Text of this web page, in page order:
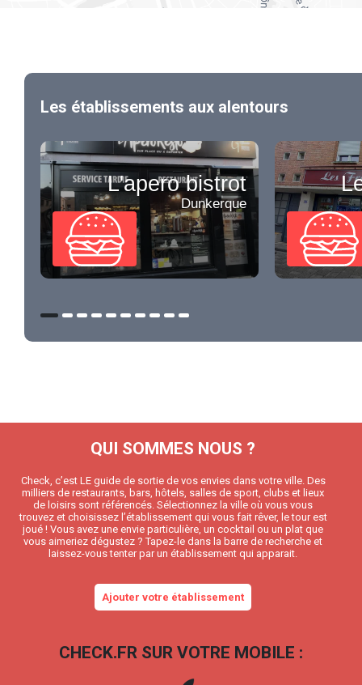
Les établissements aux alentours
L'apero bistrot
Dunkerque
QUI SOMMES NOUS ?
Check, c’est LE guide de sortie de vos envies dans votre ville. Des
milliers de restaurants, bars, hôtels, salles de sport, clubs et lieux
de loisirs sont référencés. Sélectionnez la ville où vous vous
trouvez et choisissez l’établissement qui vous fait rêver, le tour est
joué ! Vous avez une envie particulière, un cocktail ou un plat que
vous aimeriez dégustez ? Tapez-le dans la barre de recherche et
laissez-vous tenter par un établissement qui apparait.
Ajouter votre établissement
CHECK.FR SUR VOTRE MOBILE :